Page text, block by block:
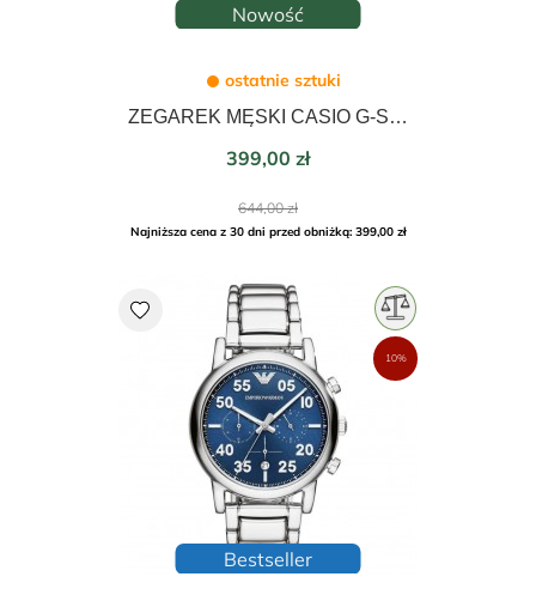
Nowość
ostatnie sztuki
ZEGAREK MĘSKI CASIO G-SHOCK G-SQUAD 46mm GBD-300-7ER
Cena
399,00 zł
Cena
podstawowa
644,00 zł
Najniższa cena z 30 dni przed obniżką: 399,00 zł
Bestseller
favorite
10%